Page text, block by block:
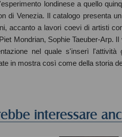
londinese a quello
di Venezia. Il catalogo presenta
accanto a lavori coevi di artisti
Mondrian, Sophie Taeuber-Arp.
nel quale s'inserì
in mostra così come della storia
interessare